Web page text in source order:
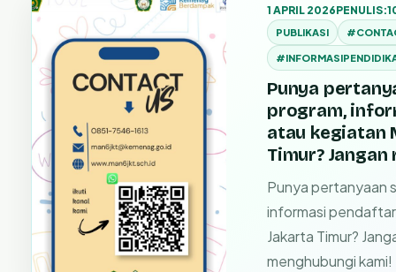
1 APRIL 2026PENULIS:
PUBLIKASI
Punya
program,
atau kegiatan
Timur?
Punya pertanyaan
informasi
Jakarta Timur?
menghubungi kami!